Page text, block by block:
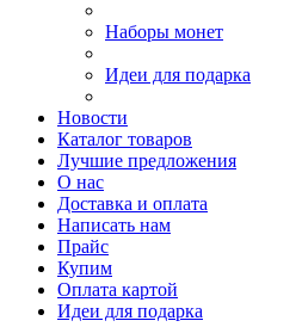
Наборы монет
Идеи для подарка
Новости
Каталог товаров
Лучшие предложения
О нас
Доставка и оплата
Написать нам
Прайс
Купим
Оплата картой
Идеи для подарка